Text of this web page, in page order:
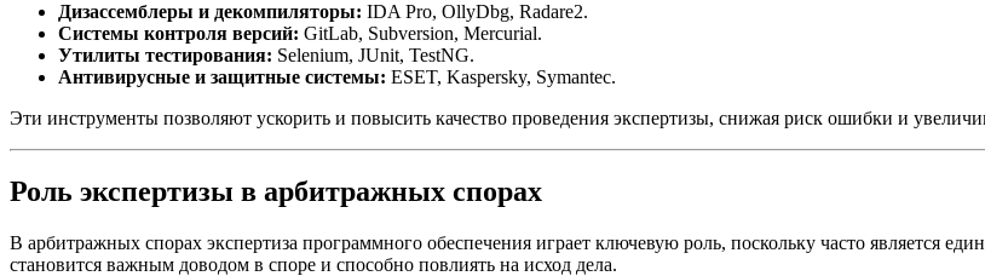
Дизассемблеры и декомпиляторы: IDA Pro, OllyDbg, Radare2.
Системы контроля версий: GitLab, Subversion, Mercurial.
Утилиты тестирования: Selenium, JUnit, TestNG.
Антивирусные и защитные системы: ESET, Kaspersky, Symantec.
Эти инструменты позволяют ускорить и повысить качество проведения экспертизы, снижая риск ошибки и
Роль экспертизы в арбитражных спорах
В арбитражных спорах экспертиза программного обеспечения играет ключевую роль, поскольку часто является
становится важным доводом в споре и способно повлиять на исход дела.